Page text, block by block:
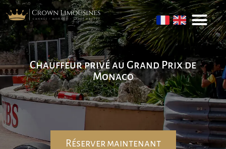
Chauffeur privé au Grand Prix de
Monaco
Réserver maintenant